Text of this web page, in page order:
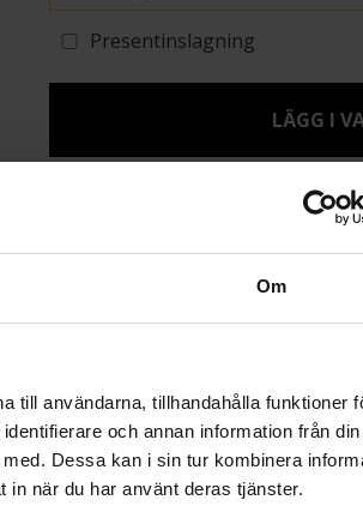
Om
till användarna, tillhandahålla funktioner
och annan information från din
Dessa kan i sin tur kombinera
in när du har använt deras tjänster.
Presentinslagning
LÄGG I
Lagervara - Leveranstid 2-5 arbetsdagar.
Höjd ca (cm)
Varumärke
Material